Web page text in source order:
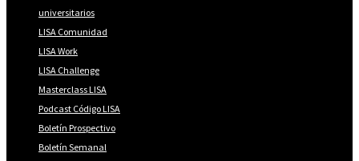
universitarios
LISA Comunidad
LISA Work
LISA Challenge
Masterclass LISA
Podcast Código LISA
Boletín Prospectivo
Boletín Semanal